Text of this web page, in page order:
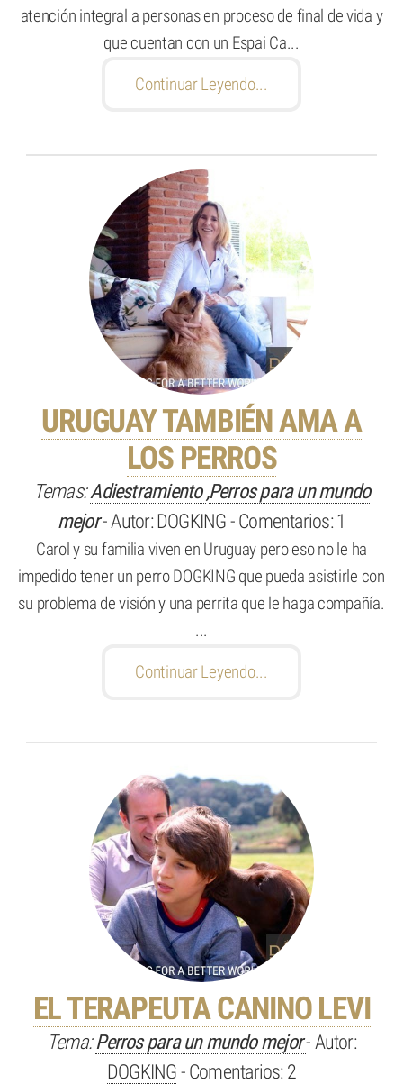
atención integral a personas en proceso de final de vida y
que cuentan con un Espai Ca...
Continuar Leyendo...
URUGUAY TAMBIÉN AMA A
LOS PERROS
Temas:Adiestramiento,Perros para un mundo
mejor- Autor:DOGKING- Comentarios: 1
Carol y su familia viven en Uruguay pero eso no le ha
impedido tener un perro DOGKING que pueda asistirle con
su problema de visión y una perrita que le haga compañía.
...
Continuar Leyendo...
EL TERAPEUTA CANINO LEVI
Tema:Perros para un mundo mejor- Autor:
DOGKING- Comentarios: 2